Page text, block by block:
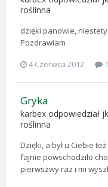
roślinna
dzięki panowie,
Pozdrawiam
4 Czerwca 2012
Gryka
karbex odpowiedział
roślinna
Dzięki, a był u Ciebie
fajnie powschodziło
pierwszwy raz i mi